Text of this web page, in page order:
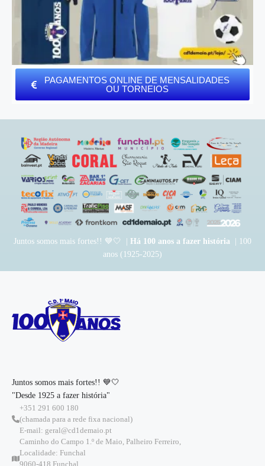
PAGAMENTOS ONLINE DE MENSALIDADES
OU TORNEIOS
Juntos somos mais fortes!! 💙🤍 | Há 100 anos a fazer história | 100
anos (1925-2025)
Juntos somos mais fortes!! 💙🤍
"Desde 1925 a fazer história"
+351 291 600 180
(chamada para a rede fixa nacional)
E-mail: geral@cd1demaio.pt
Caminho do Campo 1.º de Maio, Palheiro Ferreiro,
Localidade: Funchal
9060-418 Funchal